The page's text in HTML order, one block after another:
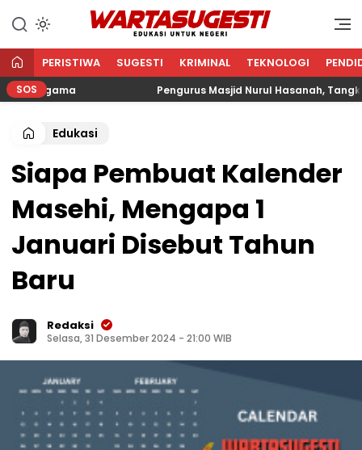
WARTA SUGESTI √ EDUKASI
Edukasi Untuk Negeri
PERISTIWA SUGESTI KRIMINAL TEKNOLOGI
SOS Pengurus Masjid Nurul Hasanah,
Edukasi
Siapa Pembuat Kalender
Masehi, Mengapa 1
Januari Disebut Tahun
Baru
Redaksi
Selasa, 31 Desember 2024 - 21:00 WIB